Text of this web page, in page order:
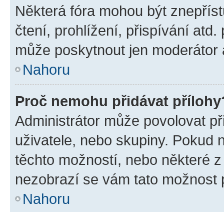
Některá fóra mohou být
čtení, prohlížení, přispívání atd.
může poskytnout jen
Nahoru
Proč nemohu přidávat
Administrátor může povolovat
uživatele, nebo skupiny. Pokud
těchto možností, nebo některé
nezobrazí se vám tato
Nahoru